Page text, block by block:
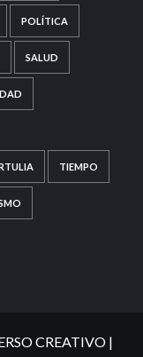
POLÍTICA
SALUD
TIEMPO
CREATIVO |